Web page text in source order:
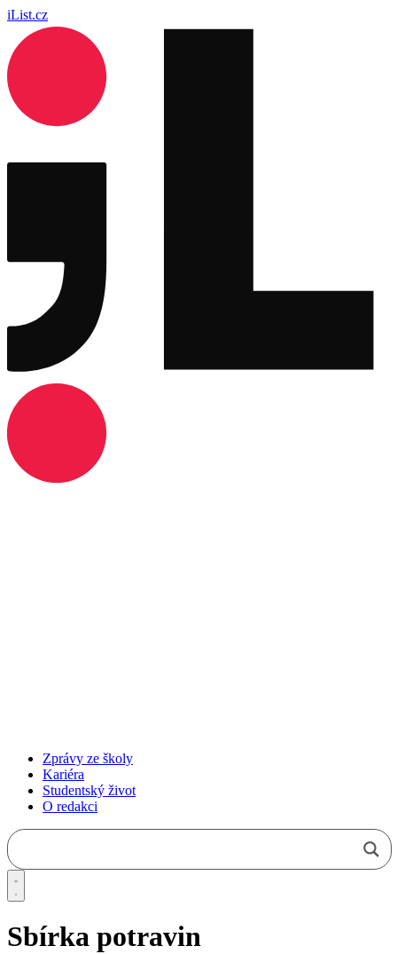
iList.cz
Zprávy ze školy
Kariéra
Studentský život
O redakci
Sbírka potravin